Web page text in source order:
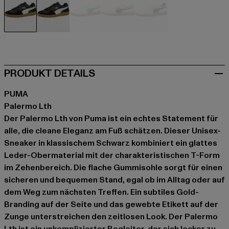
PRODUKT DETAILS
PUMA
Palermo Lth
Der Palermo Lth von Puma ist ein echtes Statement für
alle, die cleane Eleganz am Fuß schätzen. Dieser Unisex-
Sneaker in klassischem Schwarz kombiniert ein glattes
Leder-Obermaterial mit der charakteristischen T-Form
im Zehenbereich. Die flache Gummisohle sorgt für einen
sicheren und bequemen Stand, egal ob im Alltag oder auf
dem Weg zum nächsten Treffen. Ein subtiles Gold-
Branding auf der Seite und das gewebte Etikett auf der
Zunge unterstreichen den zeitlosen Look. Der Palermo